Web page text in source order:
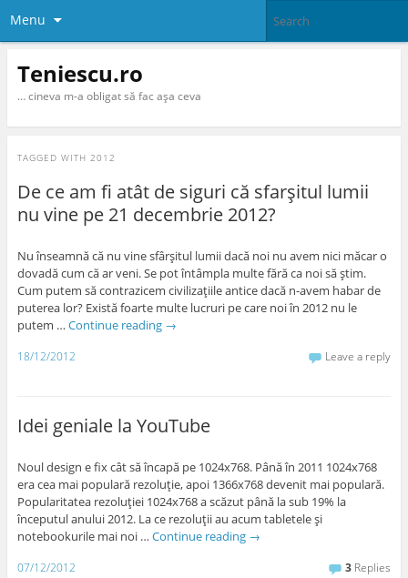
Menu
Teniescu.ro
… cineva m-a obligat să fac aşa ceva
TAGGED WITH 2012
De ce am fi atât de siguri că sfarşitul lumii
nu vine pe 21 decembrie 2012?
Nu înseamnă că nu vine sfârşitul lumii dacă noi nu avem nici măcar o
dovadă cum că ar veni. Se pot întâmpla multe fără ca noi să ştim.
Cum putem să contrazicem civilizaţiile antice dacă n-avem habar de
puterea lor? Există foarte multe lucruri pe care noi în 2012 nu le
putem … Continue reading →
18/12/2012 Leave a reply
Idei geniale la YouTube
Noul design e fix cât să încapă pe 1024x768. Până în 2011 1024x768
era cea mai populară rezoluţie, apoi 1366x768 devenit mai populară.
Popularitatea rezoluţiei 1024x768 a scăzut până la sub 19% la
începutul anului 2012. La ce rezoluţii au acum tabletele şi
notebookurile mai noi … Continue reading →
07/12/2012 3 Replies